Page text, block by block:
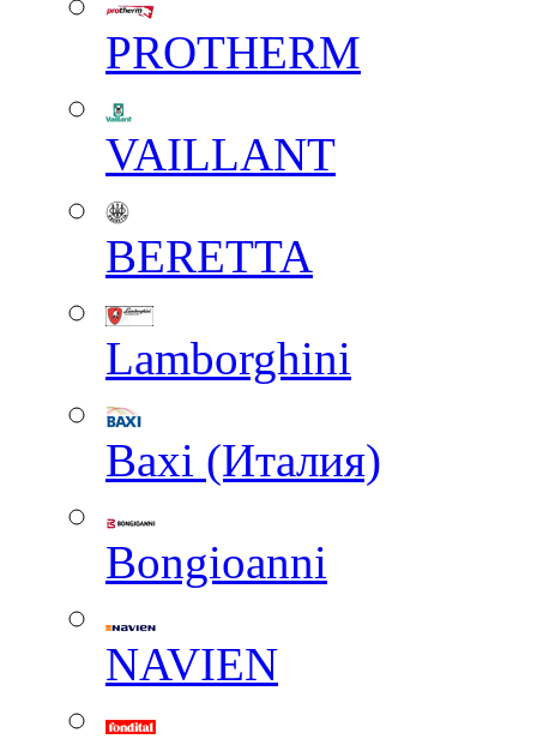
PROTHERM
VAILLANT
BERETTA
Lamborghini
Baxi (Италия)
Вongioanni
NAVIEN